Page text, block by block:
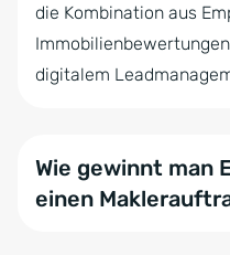
die Kombination aus
digitalem
Wie gewinnt man
einen